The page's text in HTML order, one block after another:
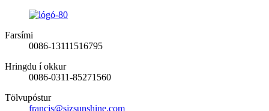
Farsími
0086-13111516795
Hringdu í okkur
0086-0311-85271560
Tölvupóstur
francis@sjzsunshine.com